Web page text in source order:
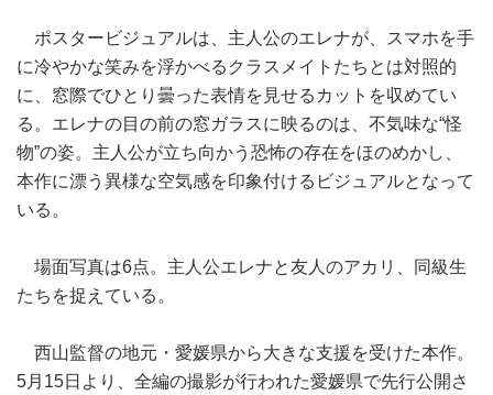
ポスタービジュアルは、主人公のエレナが、スマホを手
に冷やかな笑みを浮かべるクラスメイトたちとは対照的
に、窓際でひとり曇った表情を見せるカットを収めてい
る。エレナの目の前の窓ガラスに映るのは、不気味な“怪
物”の姿。主人公が立ち向かう恐怖の存在をほのめかし、
本作に漂う異様な空気感を印象付けるビジュアルとなって
いる。
場面写真は6点。主人公エレナと友人のアカリ、同級生
たちを捉えている。
西山監督の地元・愛媛県から大きな支援を受けた本作。
5月15日より、全編の撮影が行われた愛媛県で先行公開さ